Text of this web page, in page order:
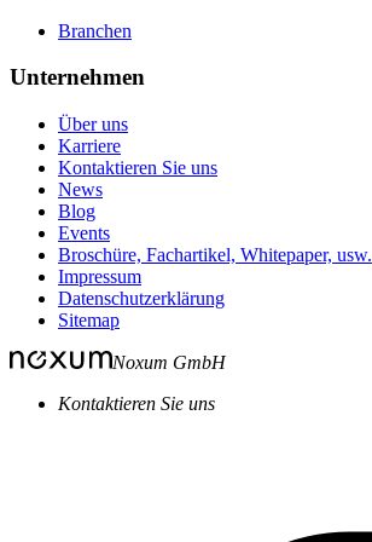
Branchen
Unternehmen
Über uns
Karriere
Kontaktieren Sie uns
News
Blog
Events
Broschüre, Fachartikel, Whitepaper, usw.
Impressum
Datenschutzerklärung
Sitemap
Noxum GmbH
Kontaktieren Sie uns